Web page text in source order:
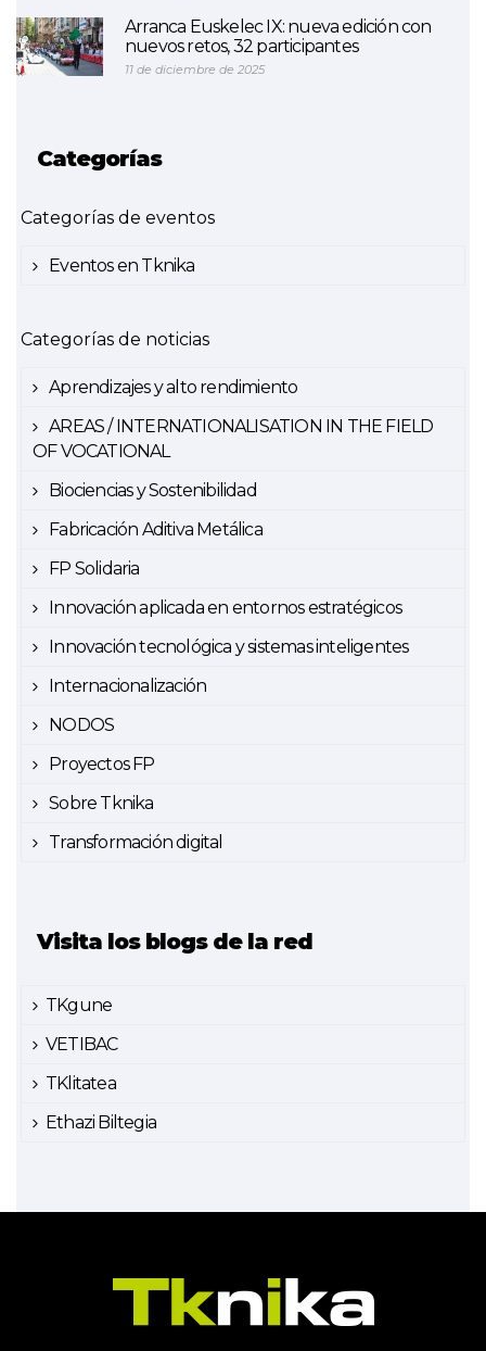
Arranca Euskelec IX: nueva edición con
nuevos retos, 32 participantes
11 de diciembre de 2025
Categorías
Categorías de eventos
Eventos en Tknika
Categorías de noticias
Aprendizajes y alto rendimiento
AREAS / INTERNATIONALISATION IN THE FIELD
OF VOCATIONAL
Biociencias y Sostenibilidad
Fabricación Aditiva Metálica
FP Solidaria
Innovación aplicada en entornos estratégicos
Innovación tecnológica y sistemas inteligentes
Internacionalización
NODOS
Proyectos FP
Sobre Tknika
Transformación digital
Visita los blogs de la red
TKgune
VETIBAC
TKlitatea
Ethazi Biltegia